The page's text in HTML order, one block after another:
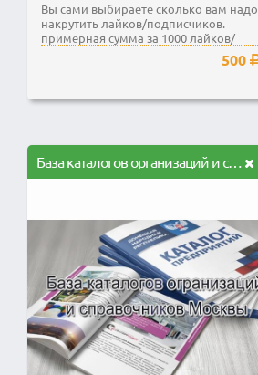
Вы сами выбираете сколько вам надо
накрутить лайков/подписчиков.
примерная сумма за 1000 лайков/
500
База каталогов организаций и справочников для Москвы